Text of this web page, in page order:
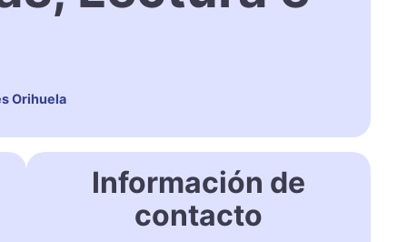
Orihuela
Información de
contacto